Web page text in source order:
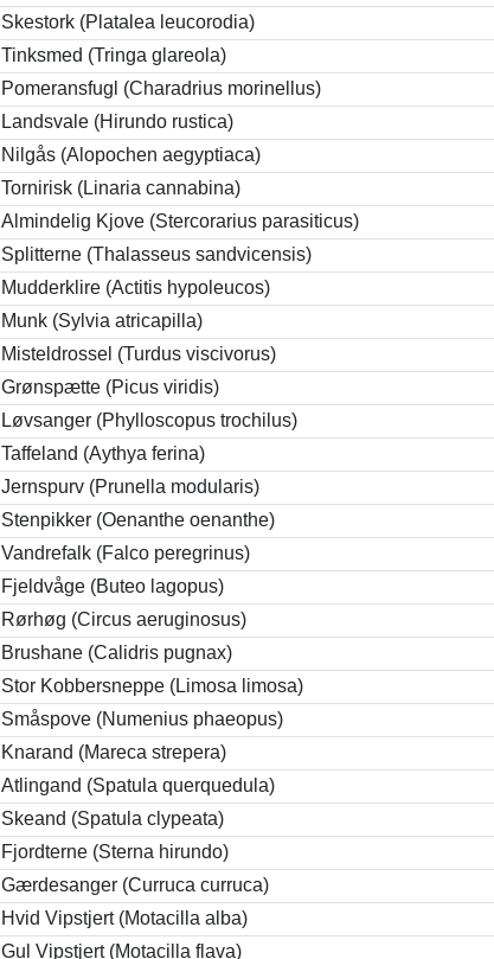
Skestork (Platalea leucorodia)
Tinksmed (Tringa glareola)
Pomeransfugl (Charadrius morinellus)
Landsvale (Hirundo rustica)
Nilgås (Alopochen aegyptiaca)
Tornirisk (Linaria cannabina)
Almindelig Kjove (Stercorarius parasiticus)
Splitterne (Thalasseus sandvicensis)
Mudderklire (Actitis hypoleucos)
Munk (Sylvia atricapilla)
Misteldrossel (Turdus viscivorus)
Grønspætte (Picus viridis)
Løvsanger (Phylloscopus trochilus)
Taffeland (Aythya ferina)
Jernspurv (Prunella modularis)
Stenpikker (Oenanthe oenanthe)
Vandrefalk (Falco peregrinus)
Fjeldvåge (Buteo lagopus)
Rørhøg (Circus aeruginosus)
Brushane (Calidris pugnax)
Stor Kobbersneppe (Limosa limosa)
Småspove (Numenius phaeopus)
Knarand (Mareca strepera)
Atlingand (Spatula querquedula)
Skeand (Spatula clypeata)
Fjordterne (Sterna hirundo)
Gærdesanger (Curruca curruca)
Hvid Vipstjert (Motacilla alba)
Gul Vipstjert (Motacilla flava)